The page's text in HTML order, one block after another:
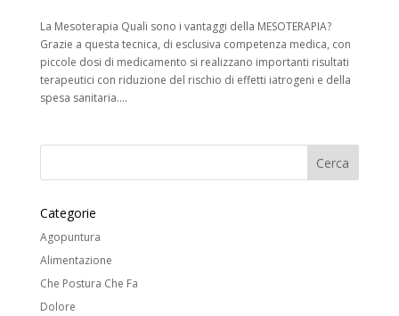
La Mesoterapia Quali sono i vantaggi della MESOTERAPIA?
Grazie a questa tecnica, di esclusiva competenza medica, con
piccole dosi di medicamento si realizzano importanti risultati
terapeutici con riduzione del rischio di effetti iatrogeni e della
spesa sanitaria....
Categorie
Agopuntura
Alimentazione
Che Postura Che Fa
Dolore